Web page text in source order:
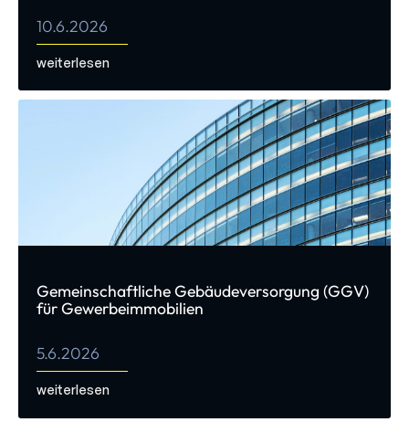
10.6.2026
weiterlesen
Gemeinschaftliche Gebäudeversorgung (GGV)
für Gewerbeimmobilien
5.6.2026
weiterlesen